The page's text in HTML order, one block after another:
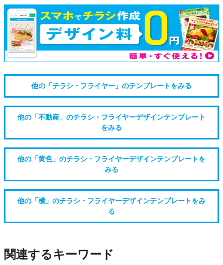
他の「チラシ・フライヤー」のテンプレートをみる
他の「不動産」のチラシ・フライヤーデザインテンプレート
をみる
他の「黄色」のチラシ・フライヤーデザインテンプレートを
みる
他の「横」のチラシ・フライヤーデザインテンプレートをみ
る
関連するキーワード